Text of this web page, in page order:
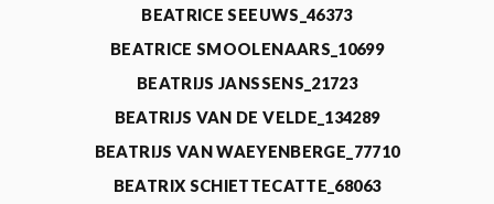
BEATRICE SEEUWS_46373
BEATRICE SMOOLENAARS_10699
BEATRIJS JANSSENS_21723
BEATRIJS VAN DE VELDE_134289
BEATRIJS VAN WAEYENBERGE_77710
BEATRIX SCHIETTECATTE_68063